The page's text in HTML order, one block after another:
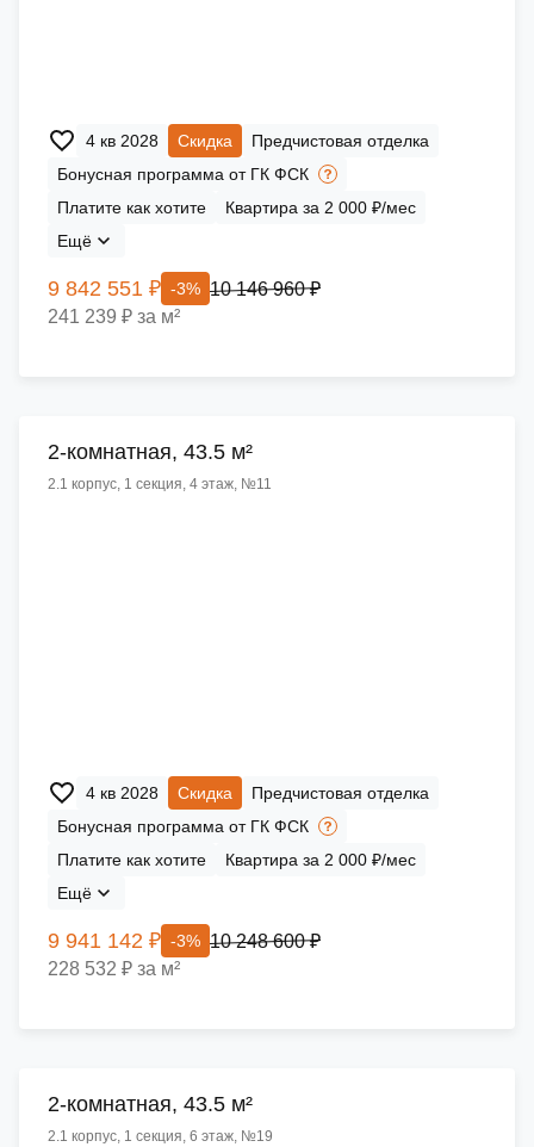
4 кв 2028 Скидка
Предчистовая отделка
Бонусная программа от ГК ФСК
Платите как хотите
Квартира за 2 000 ₽/мес
Ещё
9 842 551 ₽ -3% 10 146 960 ₽
241 239 ₽ за м²
2-комнатная, 43.5 м²
2.1 корпус, 1 секция, 4 этаж, №11
4 кв 2028 Скидка
Предчистовая отделка
Бонусная программа от ГК ФСК
Платите как хотите
Квартира за 2 000 ₽/мес
Ещё
9 941 142 ₽ -3% 10 248 600 ₽
228 532 ₽ за м²
2-комнатная, 43.5 м²
2.1 корпус, 1 секция, 6 этаж, №19